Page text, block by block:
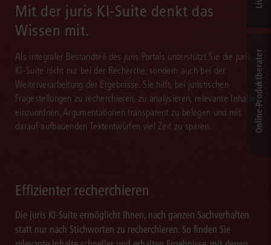
Mit der juris KI-Suite denkt das
Wissen mit.
Als integraler Bestandteil des juris Portals unterstützt Sie die juris
KI-Suite nicht nur bei der Recherche, sondern auch bei der
Weiterverarbeitung der Ergebnisse. Sie hilft, bei juristischen
Fragestellungen zu recherchieren, zu analysieren, relevante Inhalte
einzuordnen, Argumentationen transparent zu belegen und mit
darauf aufbauenden Textentwürfen viel Zeit zu sparen.
Effizienter recherchieren
Die juris KI-Suite ermöglicht Ihnen, nach ganzen Sachverhalten
statt nur nach Stichworten zu recherchieren. So finden Sie
Online-Produkt­berater